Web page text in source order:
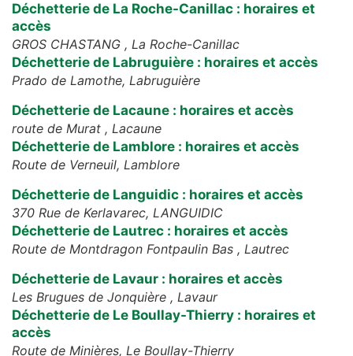
Déchetterie de La Roche-Canillac : horaires et
accès
GROS CHASTANG , La Roche-Canillac
Déchetterie de Labruguière : horaires et accès
Prado de Lamothe, Labruguière
Déchetterie de Lacaune : horaires et accès
route de Murat , Lacaune
Déchetterie de Lamblore : horaires et accès
Route de Verneuil, Lamblore
Déchetterie de Languidic : horaires et accès
370 Rue de Kerlavarec, LANGUIDIC
Déchetterie de Lautrec : horaires et accès
Route de Montdragon Fontpaulin Bas , Lautrec
Déchetterie de Lavaur : horaires et accès
Les Brugues de Jonquière , Lavaur
Déchetterie de Le Boullay-Thierry : horaires et
accès
Route de Minières, Le Boullay-Thierry